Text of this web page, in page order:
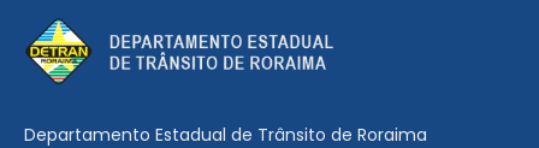
Departamento Estadual de Trânsito de Roraima